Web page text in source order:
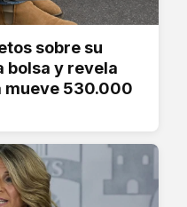
sobre su
bolsa y revela
mueve 530.000